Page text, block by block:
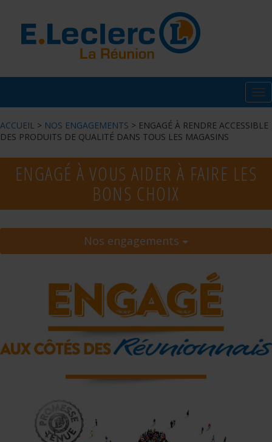
ACCUEIL > NOS ENGAGEMENTS > ENGAGÉ À RENDRE ACCESSIBLE
DES PRODUITS DE QUALITÉ DANS TOUS LES MAGASINS
ENGAGÉ À VOUS AIDER À FAIRE LES
BONS CHOIX
Nos engagements